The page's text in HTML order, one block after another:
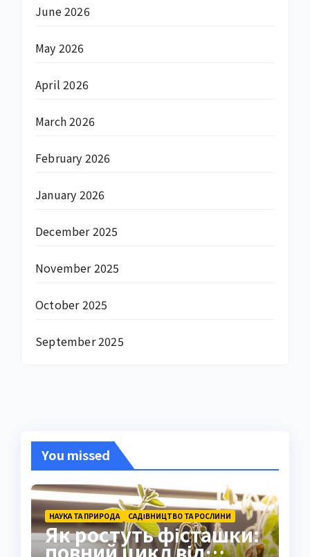
June 2026
May 2026
April 2026
March 2026
February 2026
January 2026
December 2025
November 2025
October 2025
September 2025
You missed
НАУКА ТА ПРИРОДА САДІВНИЦТВО ТА РОСЛИНИ
Як ростуть фісташки: